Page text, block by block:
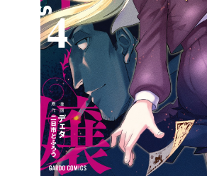
ロサージュノベルス
コミックガルド